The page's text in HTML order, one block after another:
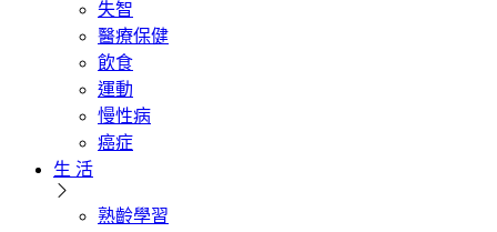
失智
醫療保健
飲食
運動
慢性病
癌症
生 活
熟齡學習